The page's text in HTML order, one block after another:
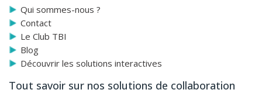
Qui sommes-nous ?
Contact
Le Club TBI
Blog
Découvrir les solutions interactives
Tout savoir sur nos solutions de collaboration